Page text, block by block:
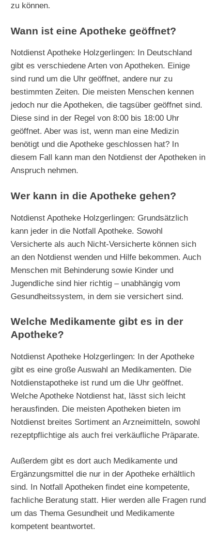
zu können.
Wann ist eine Apotheke geöffnet?
Notdienst Apotheke Holzgerlingen: In Deutschland
gibt es verschiedene Arten von Apotheken. Einige
sind rund um die Uhr geöffnet, andere nur zu
bestimmten Zeiten. Die meisten Menschen kennen
jedoch nur die Apotheken, die tagsüber geöffnet sind.
Diese sind in der Regel von 8:00 bis 18:00 Uhr
geöffnet. Aber was ist, wenn man eine Medizin
benötigt und die Apotheke geschlossen hat? In
diesem Fall kann man den Notdienst der Apotheken in
Anspruch nehmen.
Wer kann in die Apotheke gehen?
Notdienst Apotheke Holzgerlingen: Grundsätzlich
kann jeder in die Notfall Apotheke. Sowohl
Versicherte als auch Nicht-Versicherte können sich
an den Notdienst wenden und Hilfe bekommen. Auch
Menschen mit Behinderung sowie Kinder und
Jugendliche sind hier richtig – unabhängig vom
Gesundheitssystem, in dem sie versichert sind.
Welche Medikamente gibt es in der
Apotheke?
Notdienst Apotheke Holzgerlingen: In der Apotheke
gibt es eine große Auswahl an Medikamenten. Die
Notdienstapotheke ist rund um die Uhr geöffnet.
Welche Apotheke Notdienst hat, lässt sich leicht
herausfinden. Die meisten Apotheken bieten im
Notdienst breites Sortiment an Arzneimitteln, sowohl
rezeptpflichtige als auch frei verkäufliche Präparate.
Außerdem gibt es dort auch Medikamente und
Ergänzungsmittel die nur in der Apotheke erhältlich
sind. In Notfall Apotheken findet eine kompetente,
fachliche Beratung statt. Hier werden alle Fragen rund
um das Thema Gesundheit und Medikamente
kompetent beantwortet.